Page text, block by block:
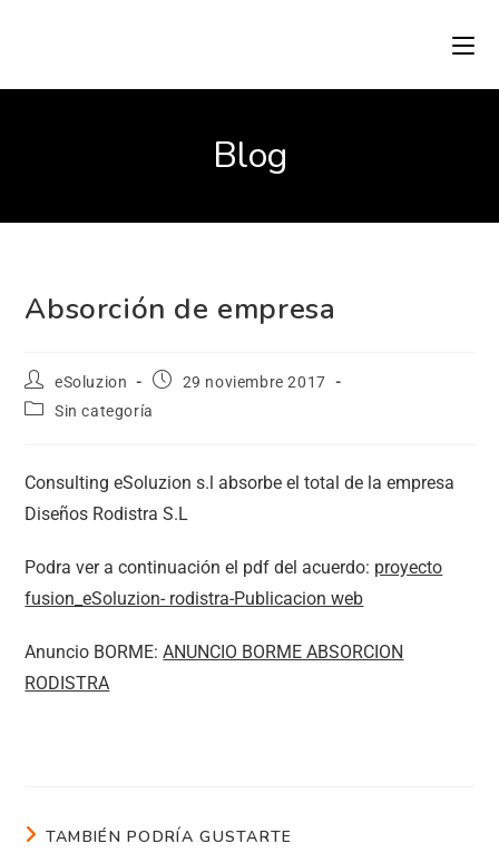
Blog
Absorción de empresa
eSoluzion
29 noviembre 2017
Sin categoría
Consulting eSoluzion s.l absorbe el total de la empresa
Diseños Rodistra S.L
Podra ver a continuación el pdf del acuerdo: proyecto
fusion_eSoluzion- rodistra-Publicacion web
Anuncio BORME:ANUNCIO BORME ABSORCION
RODISTRA
TAMBIÉN PODRÍA GUSTARTE